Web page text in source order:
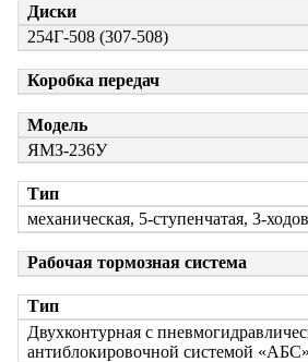
Диски
254Г-508 (307-508)
Коробка передач
Модель
ЯМЗ-236У
Тип
механическая, 5-ступенчатая, 3-
Рабочая тормозная система
Тип
Двухконтурная с
антиблокировочной системой «АБС»